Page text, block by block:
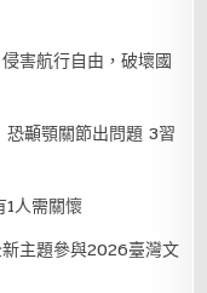
害航行自由，破壞國
顳顎關節出問題 3習
人需關懷
主題參與2026臺灣文